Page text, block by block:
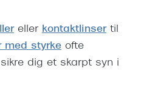
eller kontaktlinsertil
med styrke ofte
dig et skarpt syn i